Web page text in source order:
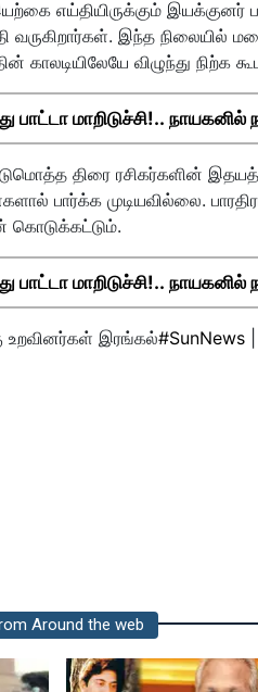
எய்தியிருக்கும் இயக்குனர்
வருகிறார்கள். இந்த நிலையில்
விழுந்து நிற்க
பாட்டா மாறிடுச்சி!..
திரை ரசிகர்களின்
பார்க்க முடியவில்லை.
பாட்டா மாறிடுச்சி!..
உறவினர்கள் இரங்கல்#SunNews
Around the web